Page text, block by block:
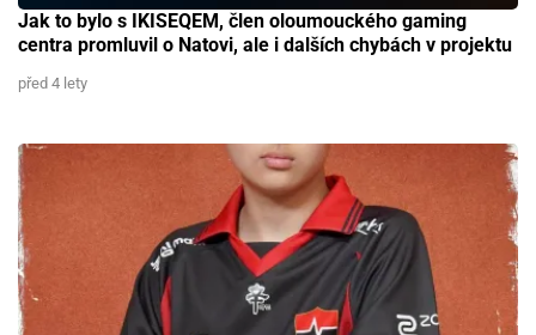
Jak to bylo s IKISEQEM, člen oloumouckého gaming
centra promluvil o Natovi, ale i dalších chybách v projektu
před 4 lety